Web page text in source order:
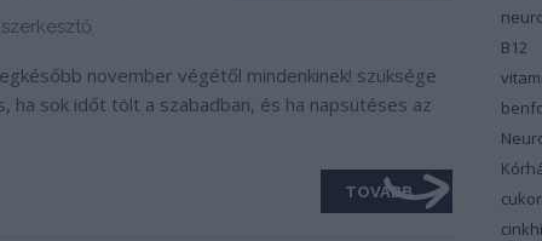
november végétől mindenkinek! szüksége
ha sok időt tölt a szabadban, és ha napsütéses az
TOVÁBB
B12